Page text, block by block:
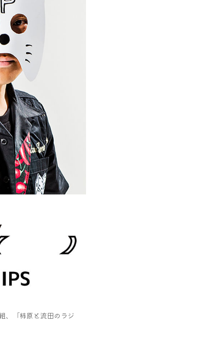
、「柿原と流田のラジ